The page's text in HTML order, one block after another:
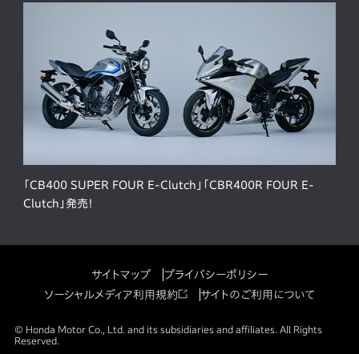
「CB400 SUPER FOUR E-Clutch」「CBR400R FOUR E-
Clutch」発売！
サイトマップ
プライバシーポリシー
ソーシャルメディア利用規約
サイトのご利用について
© Honda Motor Co., Ltd. and its subsidiaries and affiliates. All Rights
Reserved.